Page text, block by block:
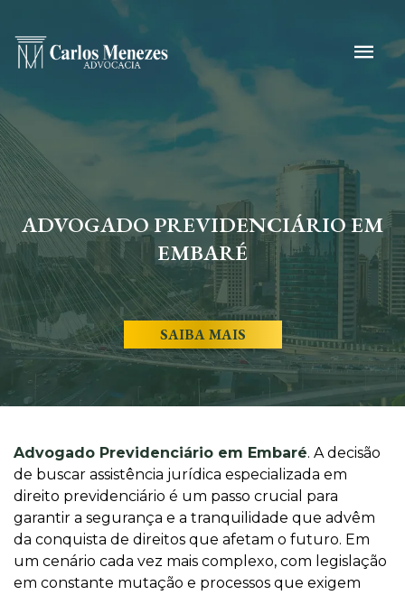
ADVOGADO PREVIDENCIÁRIO EM
EMBARÉ
SAIBA MAIS
Advogado Previdenciário em Embaré. A decisão
de buscar assistência jurídica especializada em
direito previdenciário é um passo crucial para
garantir a segurança e a tranquilidade que advêm
da conquista de direitos que afetam o futuro. Em
um cenário cada vez mais complexo, com legislação
em constante mutação e processos que exigem